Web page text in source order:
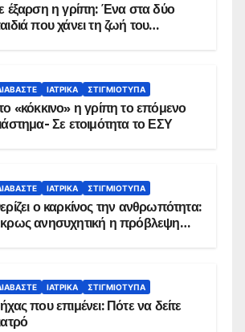
έξαρση η γρίπη: Ένα στα δύο
που χάνει τη ζωή του
ΙΑΤΡΙΚΆ ΣΤΙΓΜΙΌΤΥΠΑ
«κόκκινο» η γρίπη το επόμενο
Σε ετοιμότητα το ΕΣΥ
ΙΑΤΡΙΚΆ ΣΤΙΓΜΙΌΤΥΠΑ
ο καρκίνος την ανθρωπότητα:
ανησυχητική η πρόβλεψη…
ΙΑΤΡΙΚΆ ΣΤΙΓΜΙΌΤΥΠΑ
που επιμένει: Πότε να δείτε